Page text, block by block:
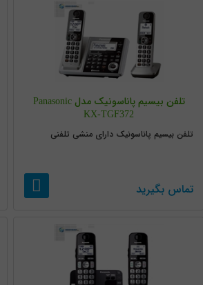
تلفن بیسیم پاناسونیک مدل Panasonic
KX-TGF372
تلفن بیسیم پاناسونیک دارای منشی تلفنی
تماس بگیرید